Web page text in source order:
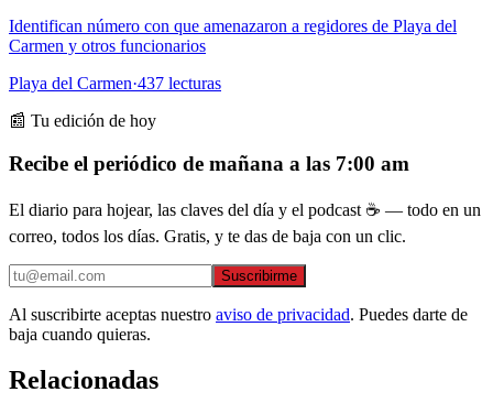
Identifican número con que amenazaron a regidores de Playa del
Carmen y otros funcionarios
Playa del Carmen·437 lecturas
📰 Tu edición de hoy
Recibe el periódico de mañana a las 7:00 am
El diario para hojear, las claves del día y el podcast ☕ — todo en un
correo, todos los días. Gratis, y te das de baja con un clic.
Suscribirme
Al suscribirte aceptas nuestro aviso de privacidad. Puedes darte de
baja cuando quieras.
Relacionadas